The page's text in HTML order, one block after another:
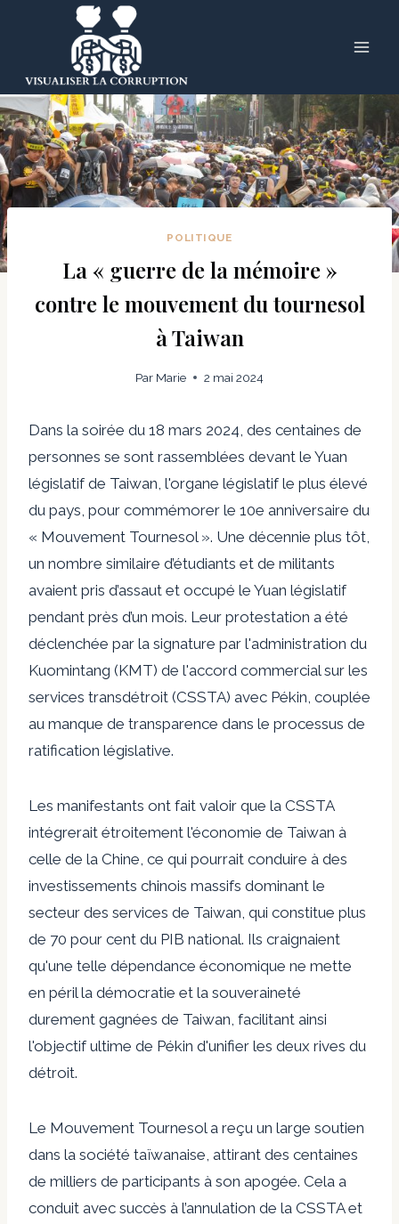
POLITIQUE
La « guerre de la mémoire »
contre le mouvement du tournesol
à Taiwan
Par Marie 2 mai 2024
Dans la soirée du 18 mars 2024, des centaines de
personnes se sont rassemblées devant le Yuan
législatif de Taiwan, l'organe législatif le plus élevé
du pays, pour commémorer le 10e anniversaire du
« Mouvement Tournesol ». Une décennie plus tôt,
un nombre similaire d’étudiants et de militants
avaient pris d’assaut et occupé le Yuan législatif
pendant près d’un mois. Leur protestation a été
déclenchée par la signature par l'administration du
Kuomintang (KMT) de l'accord commercial sur les
services transdétroit (CSSTA) avec Pékin, couplée
au manque de transparence dans le processus de
ratification législative.
Les manifestants ont fait valoir que la CSSTA
intégrerait étroitement l'économie de Taiwan à
celle de la Chine, ce qui pourrait conduire à des
investissements chinois massifs dominant le
secteur des services de Taiwan, qui constitue plus
de 70 pour cent du PIB national. Ils craignaient
qu'une telle dépendance économique ne mette
en péril la démocratie et la souveraineté
durement gagnées de Taiwan, facilitant ainsi
l'objectif ultime de Pékin d'unifier les deux rives du
détroit.
Le Mouvement Tournesol a reçu un large soutien
dans la société taïwanaise, attirant des centaines
de milliers de participants à son apogée. Cela a
conduit avec succès à l’annulation de la CSSTA et